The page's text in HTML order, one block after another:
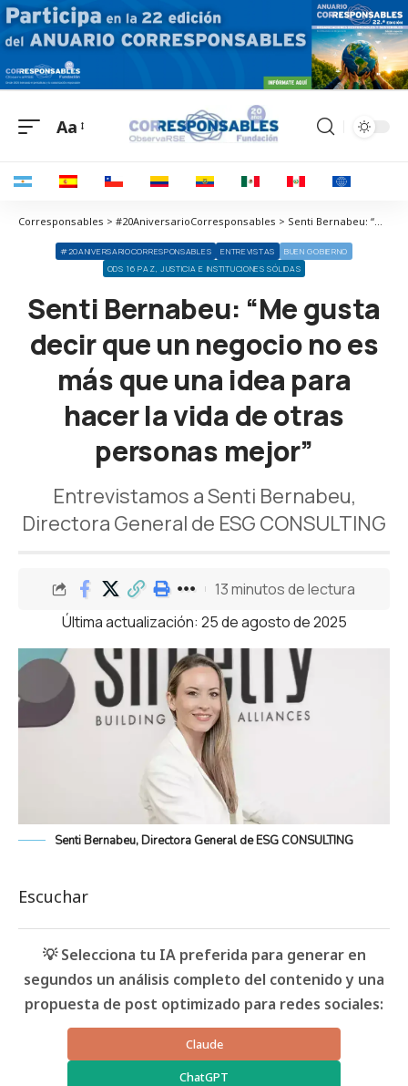
Aa
Corresponsables > #20AniversarioCorresponsables > Senti Bernabeu: “Me gusta decir que un negocio no es más que una idea para hacer la vida de otras personas mejor”
#20ANIVERSARIOCORRESPONSABLES ENTREVISTAS
BUEN GOBIERNO
ODS 16 PAZ, JUSTICIA E INSTITUCIONES SÓLIDAS
Senti Bernabeu: “Me gusta
decir que un negocio no es
más que una idea para
hacer la vida de otras
personas mejor”
Entrevistamos a Senti Bernabeu,
Directora General de ESG CONSULTING
Última actualización: 25 de agosto de 2025
13 minutos de lectura
Senti Bernabeu, Directora General de ESG CONSULTING
Escuchar
💡 Selecciona tu IA preferida para generar en
segundos un análisis completo del contenido y una
propuesta de post optimizado para redes sociales:
Claude
ChatGPT